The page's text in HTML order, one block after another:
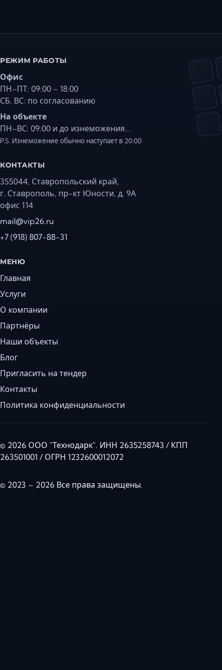
РЕЖИМ РАБОТЫ
Офис
ПН–ПТ: 09:00 – 18:00
СБ, ВС: по согласованию
На объекте
ПН–ВС: 09:00 и до изнеможения...
P.S. Изнеможение обычно наступает в 20:00
КОНТАКТЫ
355044, Ставропольский край,
г. Ставрополь, пр-кт Юности, д. 9А
офис 114
mail@vip26.ru
+7 (918) 807-88-31
МЕНЮ
Главная
Услуги
О компании
Партнёры
Наши объекты
Блог
Пригласить на тендер
Контакты
Политика конфиденциальности
© 2026 ООО "Технодарк". ИНН 2635258743 / КПП
263501001 / ОГРН 1232600012072
© 2023 – 2026 Все права защищены.